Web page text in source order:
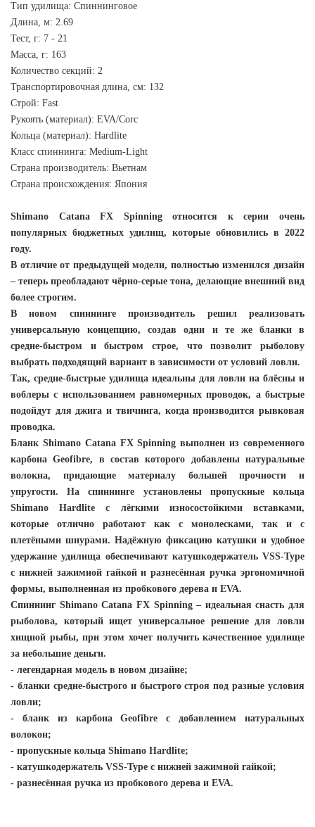
Тип удилища: Спиннинговое
Длина, м: 2.69
Тест, г: 7 - 21
Масса, г: 163
Количество секций: 2
Транспортировочная длина, см: 132
Строй: Fast
Рукоять (материал): EVA/Corc
Кольца (материал): Hardlite
Класс спиннинга: Medium-Light
Страна производитель: Вьетнам
Страна происхождения: Япония
Shimano Catana FX Spinning относится к серии очень
популярных бюджетных удилищ, которые обновились в 2022
году.
В отличие от предыдущей модели, полностью изменился дизайн
– теперь преобладают чёрно-серые тона, делающие внешний вид
более строгим.
В новом спиннинге производитель решил реализовать
универсальную концепцию, создав одни и те же бланки в
средне-быстром и быстром строе, что позволит рыболову
выбрать подходящий вариант в зависимости от условий ловли.
Так, средне-быстрые удилища идеальны для ловли на блёсны и
воблеры с использованием равномерных проводок, а быстрые
подойдут для джига и твичинга, когда производится рывковая
проводка.
Бланк Shimano Catana FX Spinning выполнен из современного
карбона Geofibre, в состав которого добавлены натуральные
волокна, придающие материалу большей прочности и
упругости. На спиннинге установлены пропускные кольца
Shimano Hardlite с лёгкими износостойкими вставками,
которые отлично работают как с монолесками, так и с
плетёными шнурами. Надёжную фиксацию катушки и удобное
удержание удилища обеспечивают катушкодержатель VSS-Type
с нижней зажимной гайкой и разнесённая ручка эргономичной
формы, выполненная из пробкового дерева и EVA.
Спиннинг Shimano Catana FX Spinning – идеальная снасть для
рыболова, который ищет универсальное решение для ловли
хищной рыбы, при этом хочет получить качественное удилище
за небольшие деньги.
- легендарная модель в новом дизайне;
- бланки средне-быстрого и быстрого строя под разные условия
ловли;
- бланк из карбона Geofibre с добавлением натуральных
волокон;
- пропускные кольца Shimano Hardlite;
- катушкодержатель VSS-Type с нижней зажимной гайкой;
- разнесённая ручка из пробкового дерева и EVA.